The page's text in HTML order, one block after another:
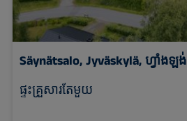
Säynätsalo, Jyväskylä, ហ្វាំងឡង់
ផ្ទះគ្រួសារតែមួយ